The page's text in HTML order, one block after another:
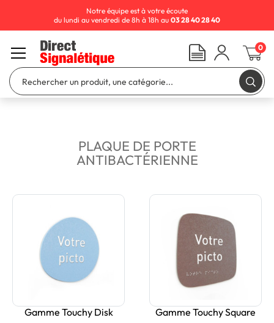
PLAQUE DE PORTE
ANTIBACTÉRIENNE
Gamme Touchy Disk Gamme Touchy Square
Notre équipe est à votre écoute
du lundi au vendredi de 8h à 18h au 03 28 40 28 40
0